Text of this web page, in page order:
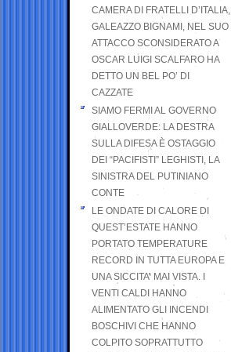
CAMERA DI FRATELLI D’ITALIA,
GALEAZZO BIGNAMI, NEL SUO
ATTACCO SCONSIDERATO A
OSCAR LUIGI SCALFARO HA
DETTO UN BEL PO’ DI
CAZZATE
SIAMO FERMI AL GOVERNO
GIALLOVERDE: LA DESTRA
SULLA DIFESA È OSTAGGIO
DEI “PACIFISTI” LEGHISTI, LA
SINISTRA DEL PUTINIANO
CONTE
LE ONDATE DI CALORE DI
QUEST’ESTATE HANNO
PORTATO TEMPERATURE
RECORD IN TUTTA EUROPA E
UNA SICCITA’ MAI VISTA. I
VENTI CALDI HANNO
ALIMENTATO GLI INCENDI
BOSCHIVI CHE HANNO
COLPITO SOPRATTUTTO